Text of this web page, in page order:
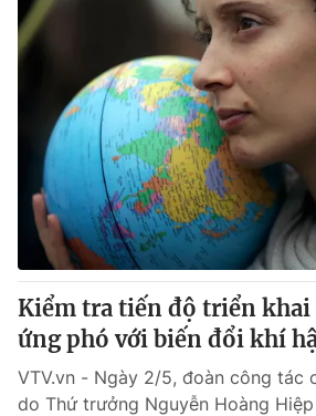
Kiểm tra tiến độ triển khai
ứng phó với biến đổi khí
VTV.vn - Ngày 2/5, đoàn công tác
do Thứ trưởng Nguyễn Hoàng